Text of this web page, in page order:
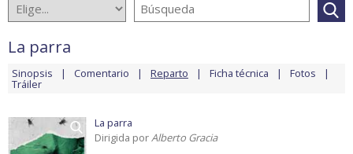
La parra
Sinopsis Comentario Reparto Ficha técnica Fotos
Tráiler
La parra
Dirigida porAlberto Gracia